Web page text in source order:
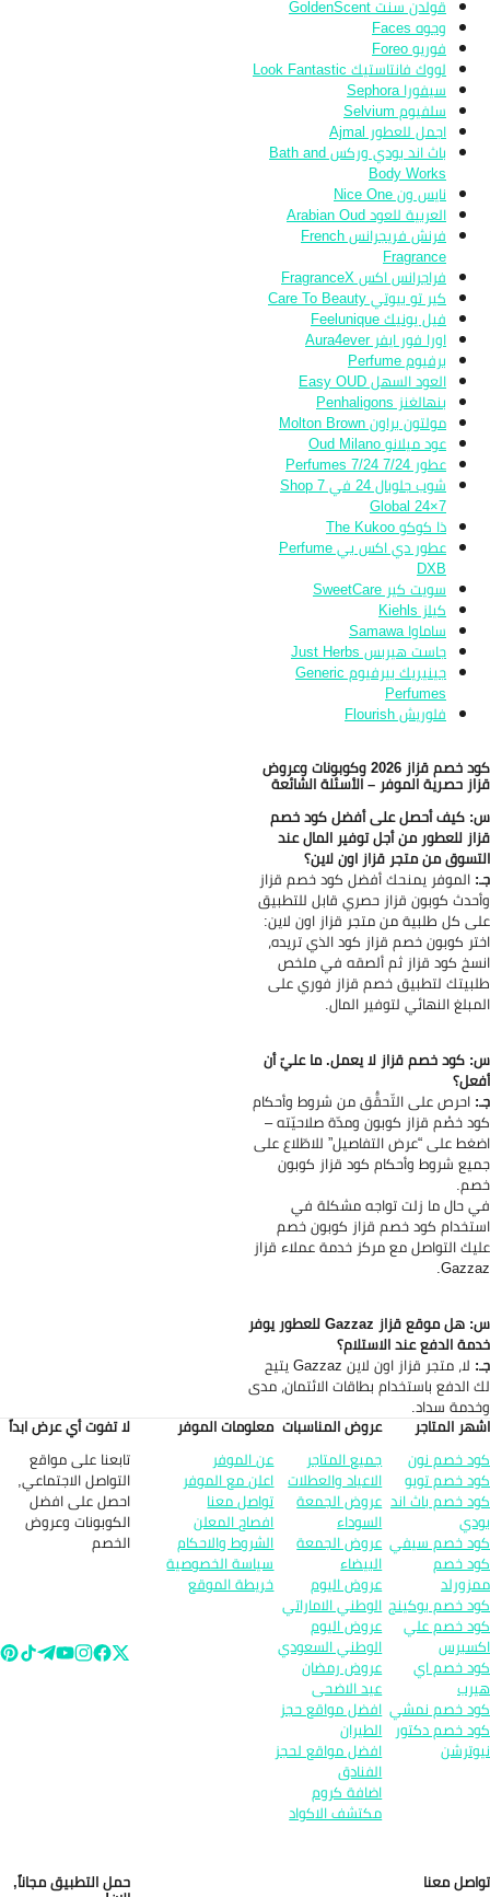
قولدن سنت GoldenScent
وجوه Faces
فوريو Foreo
لووك فانتاستيك Look Fantastic
سيفورا Sephora
سلفيوم Selvium
اجمل للعطور Ajmal
باث اند بودي وركس Bath and
Body Works
نايس ون Nice One
العربية للعود Arabian Oud
فرنش فريجرانس French
Fragrance
فراجرانس اكس FragranceX
كير تو بيوتي Care To Beauty
فيل يونيك Feelunique
اورا فور ايفر Aura4ever
برفيوم Perfume
العود السهل Easy OUD
بنهالغنز Penhaligons
مولتون براون Molton Brown
عود ميلانو Oud Milano
عطور 7/24 7/24 Perfumes
شوب جلوبال 24 في 7 Shop
Global 24×7
ذا كوكو The Kukoo
عطور دي اكس بي Perfume
DXB
سويت كير SweetCare
كيلز Kiehls
ساماوا Samawa
جاست هيربس Just Herbs
جينيريك بيرفيوم Generic
Perfumes
فلوريش Flourish
كود خصم قزاز 2026 وكوبونات وعروض
حصرية الموفر – الأسئلة الشائعة
كيف أحصل على أفضل كود خصم
للعطور من أجل توفير المال عند
من متجر قزاز اون لاين؟
الموفر يمنحك أفضل كود خصم قزاز
كوبون قزاز حصري قابل للتطبيق
كل طلبية من متجر قزاز اون لاين:
كوبون خصم قزاز كود الذي تريده،
كود قزاز ثم ألصقه في ملخص
لتطبيق خصم قزاز فوري على
النهائي لتوفير المال.
كود خصم قزاز لا يعمل. ما عليّ أن
احرص على التّحقُّق من شروط وأحكام
خصْم قزاز كوبون ومدّة صلاحيّته –
على “عرض التفاصيل” للاطّلاع على
شروط وأحكام كود قزاز كوبون
حال ما زلت تواجه مشكلة في
كود خصم قزاز كوبون خصم
التواصل مع مركز خدمة عملاء قزاز
س: هل موقع قزاز Gazzaz للعطور يوفر
الدفع عند الاستلام؟
لا، متجر قزاز اون لاين Gazzaz يتيح
الدفع باستخدام بطاقات الائتمان، مدى
سداد.
المتاجر
خصم نون
خصم تويو
خصم باث اند
خصم سيفي
خصم
خصم بوكينج
خصم علي
خصم اي
خصم نمشي
خصم دكتور
عروض المناسبات
جميع المتاجر
الاعياد والعطلات
عروض الجمعة
السوداء
عروض الجمعة
البيضاء
عروض اليوم
الوطني الاماراتي
عروض اليوم
الوطني السعودي
عروض رمضان
عيد الاضحى
افضل مواقع حجز
الطيران
افضل مواقع لحجز
الفنادق
اضافة كروم
مكتشف الاكواد
معلومات الموفر
عن الموفر
اعلن مع الموفر
تواصل معنا
افصاح المعلن
الشروط والاحكام
سياسة الخصوصية
خريطة الموقع
لا تفوت أي عرض ابداً
تابعنا على مواقع
التواصل الاجتماعي,
احصل على افضل
الكوبونات وعروض
الخصم
معنا حمل التطبيق مجاناً,